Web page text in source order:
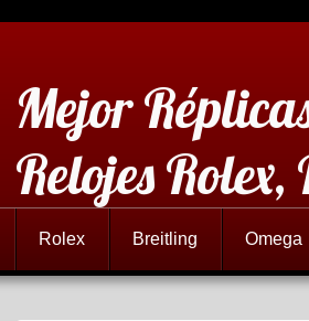
Mejor
Relojes
Rolex Breitling Omega